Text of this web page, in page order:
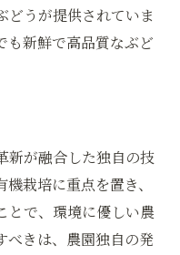
どうが提供されていま
も新鮮で高品質なぶど
新が融合した独自の技
栽培に重点を置き、
とで、環境に優しい農
べきは、農園独自の発